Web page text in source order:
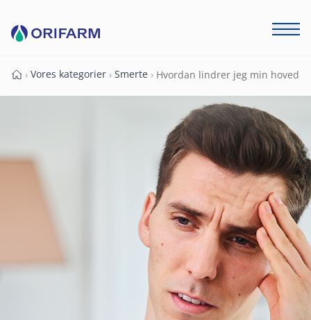
Forside
› Vores kategorier › Smerte › Hvordan lindrer jeg min